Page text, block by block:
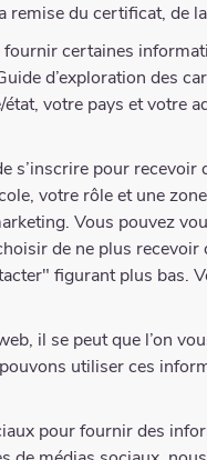
remise du certificat, de
fournir certaines
d’exploration des
votre pays et votre
s’inscrire pour
votre rôle et une
Vous pouvez
de ne plus
figurant plus bas.
il se peut que l’on
utiliser ces
pour fournir des